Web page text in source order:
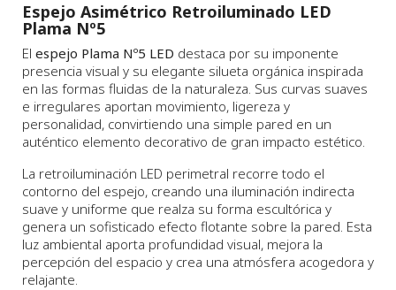
Espejo Asimétrico Retroiluminado LED
Plama Nº5
El espejo Plama Nº5 LED destaca por su imponente
presencia visual y su elegante silueta orgánica inspirada
en las formas fluidas de la naturaleza. Sus curvas suaves
e irregulares aportan movimiento, ligereza y
personalidad, convirtiendo una simple pared en un
auténtico elemento decorativo de gran impacto estético.
La retroiluminación LED perimetral recorre todo el
contorno del espejo, creando una iluminación indirecta
suave y uniforme que realza su forma escultórica y
genera un sofisticado efecto flotante sobre la pared. Esta
luz ambiental aporta profundidad visual, mejora la
percepción del espacio y crea una atmósfera acogedora y
relajante.